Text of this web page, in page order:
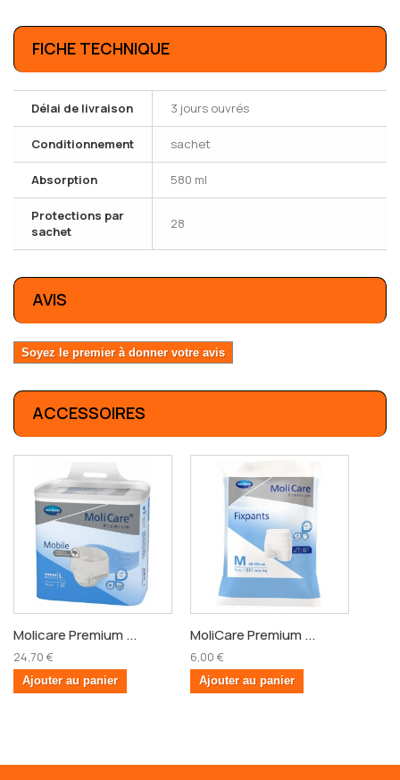
FICHE TECHNIQUE
Délai de livraison 3 jours ouvrés
Conditionnement sachet
Absorption 580 ml
Protections par
sachet
28
AVIS
Soyez le premier à donner votre avis
ACCESSOIRES
Molicare Premium ...
24,70 €
Ajouter au panier
MoliCare Premium ...
6,00 €
Ajouter au panier